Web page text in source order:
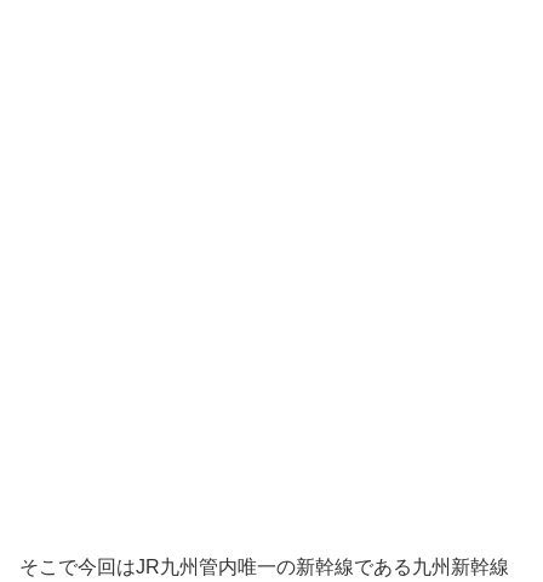
そこで今回はJR九州管内唯一の新幹線である九州新幹線